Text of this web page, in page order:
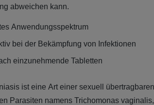
abweichen kann.
Anwendungsspektrum
bei der Bekämpfung von Infektionen
einzunehmende Tabletten
ist eine Art einer sexuell
Parasiten namens Trichomonas